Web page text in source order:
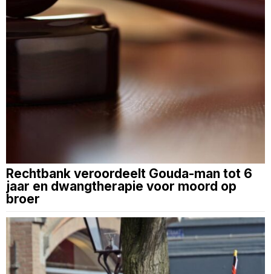
Rechtbank veroordeelt Gouda-man tot 6
jaar en dwangtherapie voor moord op
broer